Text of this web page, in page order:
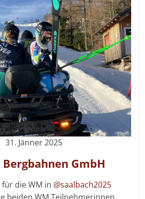
31. Jänner 2025
Bergbahnen GmbH
die WM in @saalbach2025